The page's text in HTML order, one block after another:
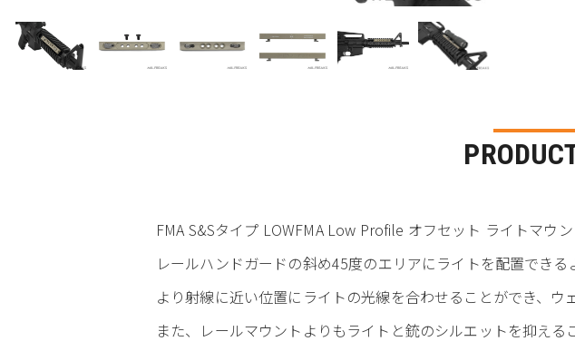
FMA S&Sタイプ LOWFMA Low Profile オフセット ライトマウ
レールハンドガードの斜め45度のエリアにライトを配置できる
より射線に近い位置にライトの光線を合わせることができ、ウ
また、レールマウントよりもライトと銃のシルエットを抑える